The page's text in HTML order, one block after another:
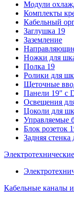
Модули
Комплекты
Кабельный
Заглушка 19
Заземление
Ножки для
Полка 19
Ролики для
Щеточные
Панели 19" с
Освещения
Цоколи для
Управляемые
Блок розеток
Задняя
Кабельные каналы